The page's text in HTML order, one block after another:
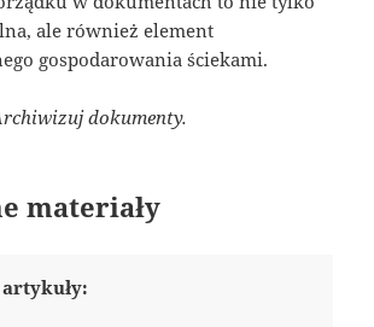
ale również element
gospodarowania ściekami.
dokumenty.
materiały